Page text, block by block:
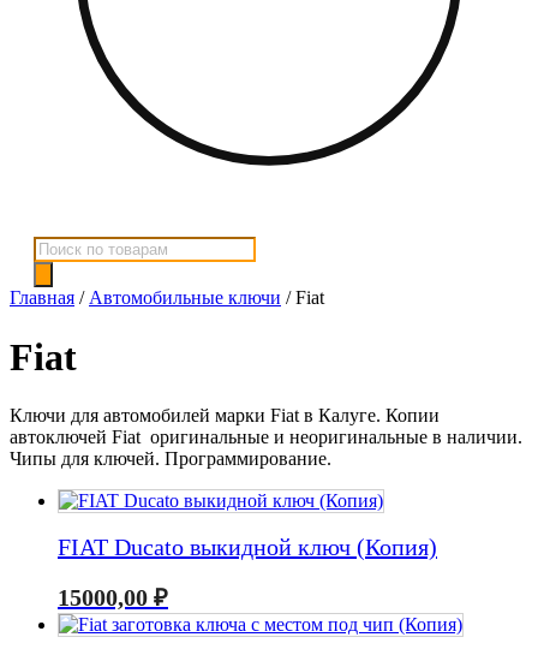
Поиск
товаров
Главная / Автомобильные ключи / Fiat
Fiat
Ключи для автомобилей марки Fiat в Калуге. Копии
автоключей Fiat оригинальные и неоригинальные в наличии.
Чипы для ключей. Программирование.
FIAT Ducato выкидной ключ (Копия)
15000,00 ₽